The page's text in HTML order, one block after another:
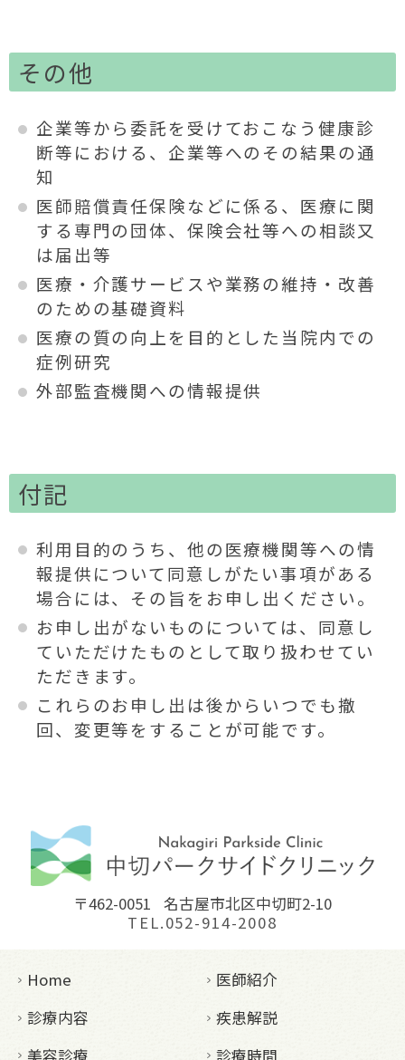
その他
企業等から委託を受けておこなう健康診
断等における、企業等へのその結果の通
知
医師賠償責任保険などに係る、医療に関
する専門の団体、保険会社等への相談又
は届出等
医療・介護サービスや業務の維持・改善
のための基礎資料
医療の質の向上を目的とした当院内での
症例研究
外部監査機関への情報提供
付記
利用目的のうち、他の医療機関等への情
報提供について同意しがたい事項がある
場合には、その旨をお申し出ください。
お申し出がないものについては、同意し
ていただけたものとして取り扱わせてい
ただきます。
これらのお申し出は後からいつでも撤
回、変更等をすることが可能です。
〒462-0051
名古屋市北区中切町2-10
TEL.052-914-2008
Home
医師紹介
診療内容
疾患解説
美容診療
診療時間